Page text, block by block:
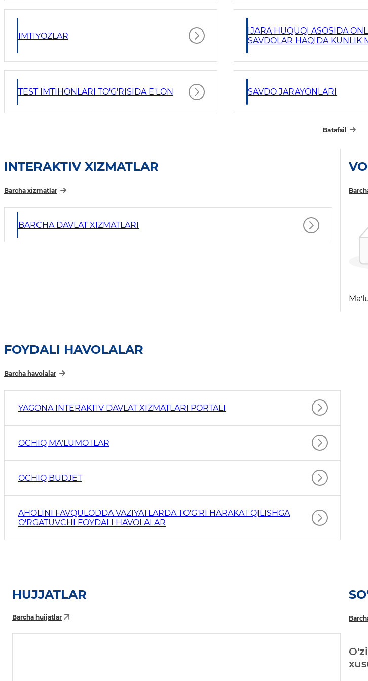
IMTIYOZLAR
IJARA HUQUQI ASOSIDA
SAVDOLAR HAQIDA KUNLIK
TEST IMTIHONLARI TO'G'RISIDA E'LON SAVDO JARAYONLARI
Batafsil
INTERAKTIV XIZMATLAR
Barcha xizmatlar
BARCHA DAVLAT XIZMATLARI
FOYDALI HAVOLALAR
Barcha havolalar
YAGONA INTERAKTIV DAVLAT XIZMATLARI PORTALI
OCHIQ MAʼLUMOTLAR
OCHIQ BUDJET
AHOLINI FAVQULODDA VAZIYATLARDA TO'G'RI HARAKAT QILISHGA
O'RGATUVCHI FOYDALI HAVOLALAR
HUJJATLAR
Barcha hujjatlar